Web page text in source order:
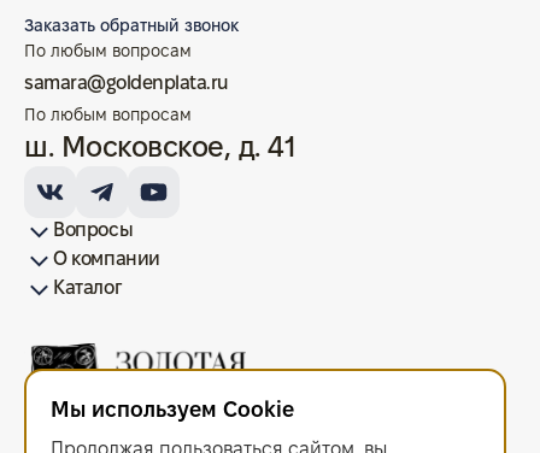
Вопросы
Как купить/продать
Условия оплаты
Условия доставки
Гарантия на товар
Возврат монет
Карта сайта
О компании
Франшиза
История
Вопрос-ответ
Отзывы
Лицензии и документы
Контакты офисов
Новости
БлогКаталог
Заказать обратный звонок
По любым вопросам
samara@goldenplata.ru
По любым вопросам
ш. Московское, д. 41
ИНН 6679143916 ОГРН 1216600044297
Политика в отношении обработки персональных данных
Мы используем Cookie
Продолжая пользоваться сайтом, вы